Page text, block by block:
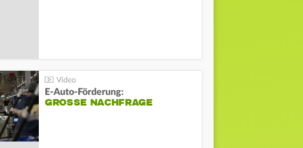
E-Auto-Förderung:
GROSSE NACHFRAGE